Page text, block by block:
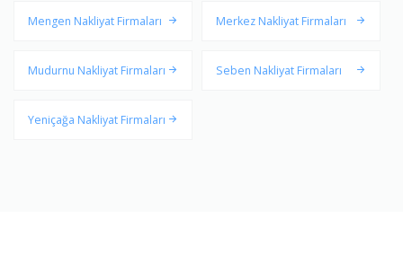
Mengen Nakliyat Firmaları Merkez Nakliyat Firmaları
Mudurnu Nakliyat Firmaları Seben Nakliyat Firmaları
Yeniçağa Nakliyat Firmaları